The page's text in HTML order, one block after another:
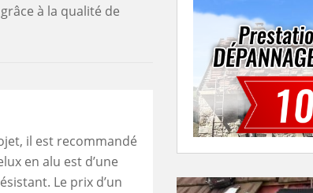
à la qualité de
il est recommandé
en alu est d’une
Le prix d’un